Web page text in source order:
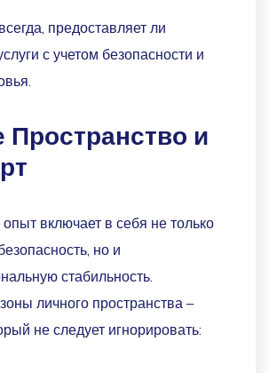
предоставляет ли
с учетом безопасности и
Пространство и
включает в себя не только
но и
стабильность.
личного пространства –
не следует игнорировать: